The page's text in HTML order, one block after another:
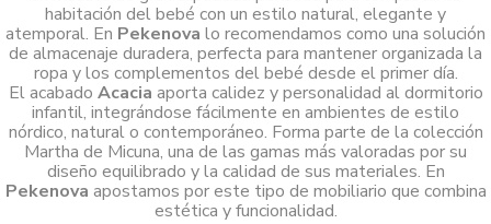
habitación del bebé con un estilo natural, elegante y
atemporal. En Pekenova lo recomendamos como una solución
de almacenaje duradera, perfecta para mantener organizada la
ropa y los complementos del bebé desde el primer día.
El acabado Acacia aporta calidez y personalidad al dormitorio
infantil, integrándose fácilmente en ambientes de estilo
nórdico, natural o contemporáneo. Forma parte de la colección
Martha de Micuna, una de las gamas más valoradas por su
diseño equilibrado y la calidad de sus materiales. En
Pekenova apostamos por este tipo de mobiliario que combina
estética y funcionalidad.